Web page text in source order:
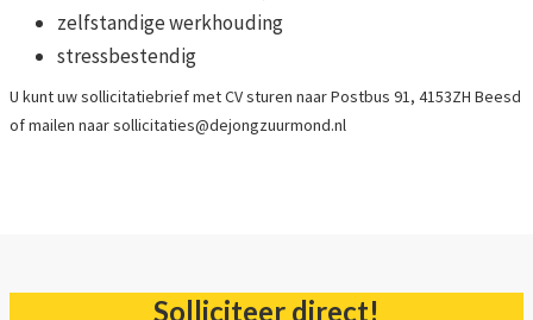
zelfstandige werkhouding
stressbestendig
U kunt uw sollicitatiebrief met CV sturen naar Postbus 91, 4153ZH Beesd
of mailen naar sollicitaties@dejongzuurmond.nl
Solliciteer direct!